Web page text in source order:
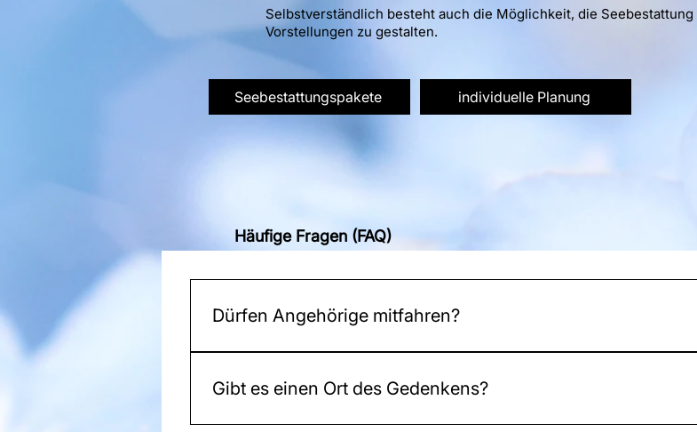
Selbstverständlich besteht auch die Möglichkeit, die Seebestattung
Vorstellungen zu gestalten.
Seebestattungspakete individuelle Planung
Häufige Fragen (FAQ)
Dürfen Angehörige mitfahren?
Gibt es einen Ort des Gedenkens?